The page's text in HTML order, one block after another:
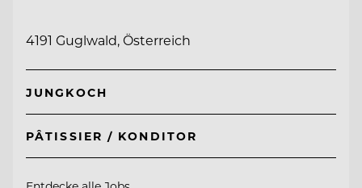
4191 Guglwald, Österreich
JUNGKOCH
PÂTISSIER / KONDITOR